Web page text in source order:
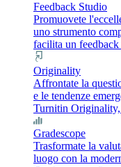
Feedback Studio
Promuovete
uno strumento
facilita un
Originality
Affrontate la
e le tendenze
Turnitin Originality,
Gradescope
Trasformate la
luogo con la